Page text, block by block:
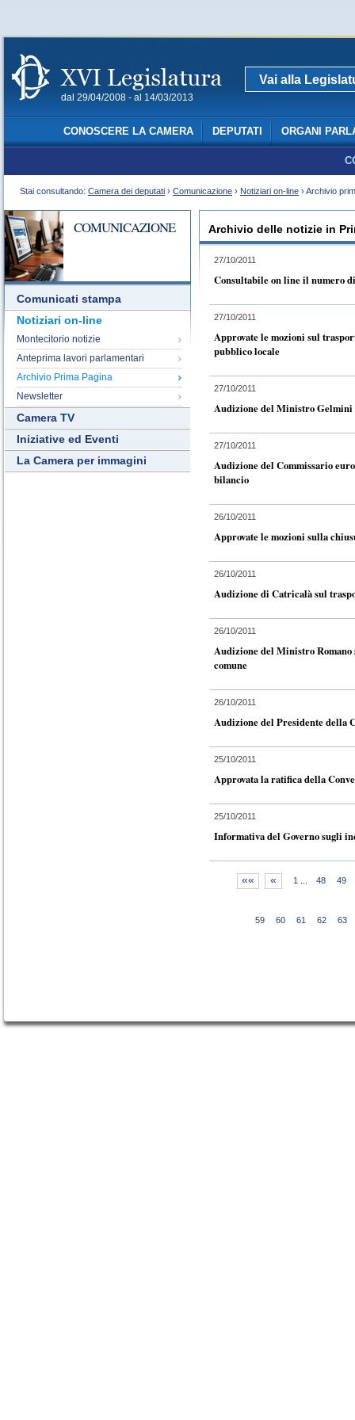
dal 29/04/2008 - al 14/03/2013
Vai alla
CONOSCERE LA CAMERA DEPUTATI ORGANI
Stai consultando: Camera dei deputati › Comunicazione › Notiziari on-line › Archivio
COMUNICAZIONE
Comunicati stampa
Notiziari on-line
Montecitorio notizie
Anteprima lavori parlamentari
Archivio Prima Pagina
Newsletter
Camera TV
Iniziative ed Eventi
La Camera per immagini
Archivio delle notizie in
27/10/2011
Consultabile on line il numero
27/10/2011
Approvate le mozioni sul
pubblico locale
27/10/2011
Audizione del Ministro Gelmini
27/10/2011
Audizione del Commissario
bilancio
26/10/2011
Approvate le mozioni sulla
26/10/2011
Audizione di Catricalà sul
26/10/2011
Audizione del Ministro
comune
26/10/2011
Audizione del Presidente della
25/10/2011
Approvata la ratifica della
25/10/2011
Informativa del Governo sugli
«« « 1 48 49
59 60 61 62 63